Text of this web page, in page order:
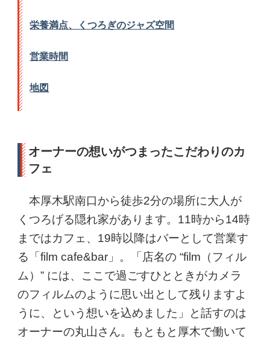
栄養満点、くつろぎのジャズ空間
営業時間
地図
オーナーの想いがつまったこだわりのカ
フェ
本厚木駅南口から徒歩2分の場所に大人が
くつろげる隠れ家があります。11時から14時
まではカフェ、19時以降はバーとして営業す
る「film cafe&bar」。「店名の “film（フィル
ム）” には、ここで過ごすひとときがカメラ
のフィルムのように思い出として残りますよ
うに、という想いを込めました」と話すのは
オーナーの丸山さん。もともと厚木で働いて